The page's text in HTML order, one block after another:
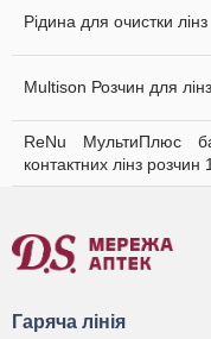
Рідина для очистки лінз
Multison Розчин для
ReNu МультиПлюс
контактних лінз
Гаряча лінія